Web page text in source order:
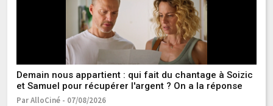
Demain nous appartient : qui fait du chantage à Soizic
et Samuel pour récupérer l'argent ? On a la réponse
Par AlloCiné - 07/08/2026